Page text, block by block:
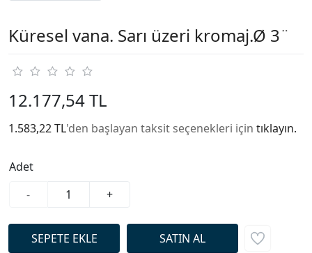
Küresel vana. Sarı üzeri kromaj.Ø 3¨
12.177,54 TL
1.583,22 TL'den başlayan taksit seçenekleri için tıklayın.
Adet
-
+